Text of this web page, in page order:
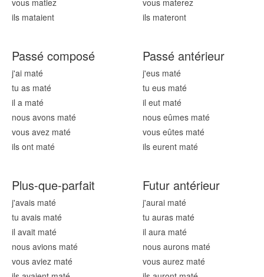
vous matiez
ils mataient
vous materez
ils materont
Passé composé
j'ai maté
tu as maté
il a maté
nous avons maté
vous avez maté
ils ont maté
Passé antérieur
j'eus maté
tu eus maté
il eut maté
nous eûmes maté
vous eûtes maté
ils eurent maté
Plus-que-parfait
j'avais maté
tu avais maté
il avait maté
nous avions maté
vous aviez maté
Futur antérieur
j'aurai maté
tu auras maté
il aura maté
nous aurons maté
vous aurez maté